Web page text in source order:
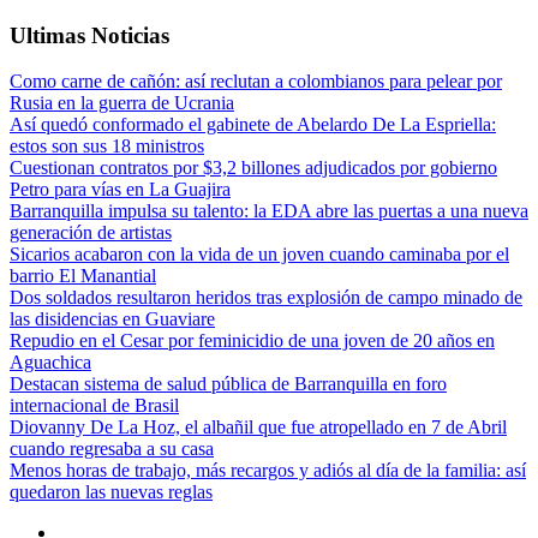
Ultimas Noticias
Como carne de cañón: así reclutan a colombianos para pelear por
Rusia en la guerra de Ucrania
Así quedó conformado el gabinete de Abelardo De La Espriella:
estos son sus 18 ministros
Cuestionan contratos por $3,2 billones adjudicados por gobierno
Petro para vías en La Guajira
Barranquilla impulsa su talento: la EDA abre las puertas a una nueva
generación de artistas
Sicarios acabaron con la vida de un joven cuando caminaba por el
barrio El Manantial
Dos soldados resultaron heridos tras explosión de campo minado de
las disidencias en Guaviare
Repudio en el Cesar por feminicidio de una joven de 20 años en
Aguachica
Destacan sistema de salud pública de Barranquilla en foro
internacional de Brasil
Diovanny De La Hoz, el albañil que fue atropellado en 7 de Abril
cuando regresaba a su casa
Menos horas de trabajo, más recargos y adiós al día de la familia: así
quedaron las nuevas reglas